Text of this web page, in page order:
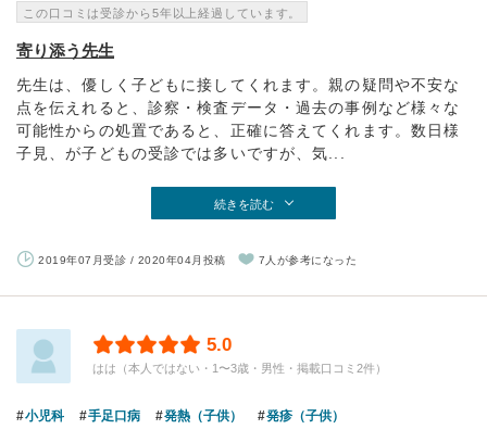
この口コミは受診から5年以上経過しています。
寄り添う先生
先生は、優しく子どもに接してくれます。親の疑問や不安な
点を伝えれると、診察・検査データ・過去の事例など様々な
可能性からの処置であると、正確に答えてくれます。数日様
子見、が子どもの受診では多いですが、気...
続きを読む
2019年07月受診 / 2020年04月投稿 7人が参考になった
5.0
はは（本人ではない・1〜3歳・男性・掲載口コミ2件）
小児科 手足口病 発熱（子供） 発疹（子供）